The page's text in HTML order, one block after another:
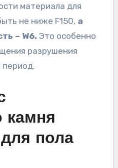
материала для
не ниже F150, а
– W6. Это особенно
разрушения
период.
камня
пола